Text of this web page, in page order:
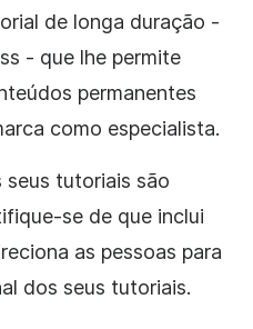
de longa duração -
- que lhe permite
permanentes
como especialista.
tutoriais são
se de que inclui
as pessoas para
dos seus tutoriais.